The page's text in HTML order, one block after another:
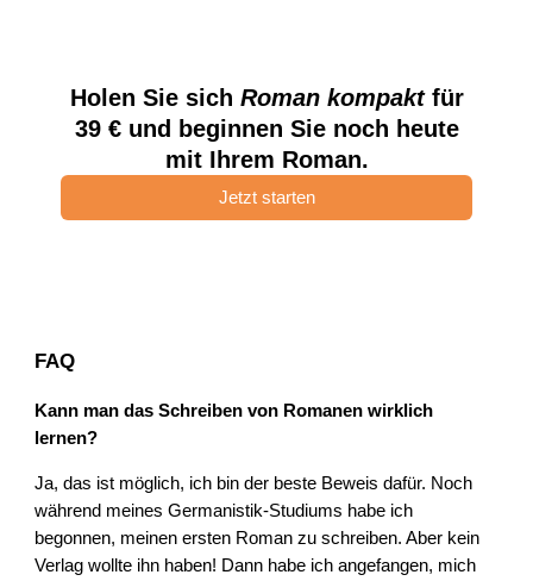
Holen Sie sich Roman kompaktfür
39 € und beginnen Sie noch heute
mit Ihrem Roman.
Jetzt starten
FAQ
Kann man das Schreiben von Romanen wirklich
lernen?
Ja, das ist möglich, ich bin der beste Beweis dafür. Noch
während meines Germanistik-Studiums habe ich
begonnen, meinen ersten Roman zu schreiben. Aber kein
Verlag wollte ihn haben! Dann habe ich angefangen, mich